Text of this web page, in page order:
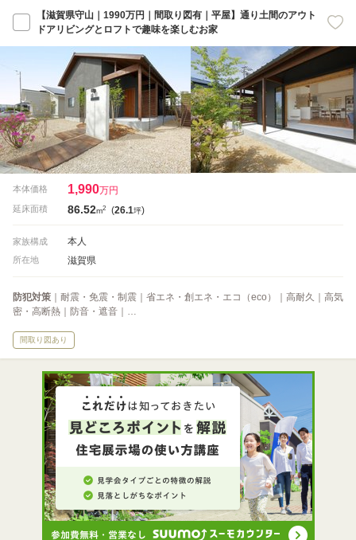
【滋賀県守山｜1990万円｜間取り図有｜平屋】通り土間のアウト
ドアリビングとロフトで趣味を楽しむお家
本体価格 1,990万円
延床面積 86.52m2 (26.1坪)
家族構成 本人
所在地 滋賀県
防犯対策 ｜耐震・免震・制震｜省エネ・創エネ・エコ（eco）｜高耐久｜高気
密・高断熱｜防音・遮音｜…
間取り図あり